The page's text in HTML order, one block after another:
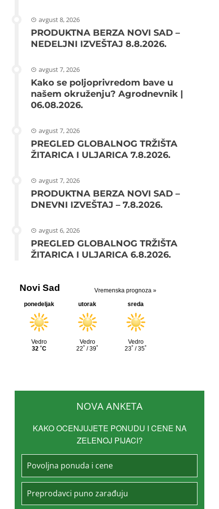
avgust 8, 2026
PRODUKTNA BERZA NOVI SAD –
NEDELJNI IZVEŠTAJ 8.8.2026.
avgust 7, 2026
Kako se poljoprivredom bave u
našem okruženju? Agrodnevnik |
06.08.2026.
avgust 7, 2026
PREGLED GLOBALNOG TRŽIŠTA
ŽITARICA I ULJARICA 7.8.2026.
avgust 7, 2026
PRODUKTNA BERZA NOVI SAD –
DNEVNI IZVEŠTAJ – 7.8.2026.
avgust 6, 2026
PREGLED GLOBALNOG TRŽIŠTA
ŽITARICA I ULJARICA 6.8.2026.
NOVA ANKETA
KAKO OCENJUJETE PONUDU I CENE NA
ZELENOJ PIJACI?
Povoljna ponuda i cene
Preprodavci puno zarađuju